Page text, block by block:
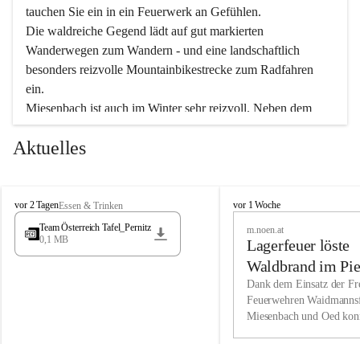
tauchen Sie ein in ein Feuerwerk an Gefühlen.
Die waldreiche Gegend lädt auf gut markierten
Wanderwegen zum Wandern - und eine landschaftlich
besonders reizvolle Mountainbikestrecke zum Radfahren
ein.
Miesenbach ist auch im Winter sehr reizvoll. Neben dem
Eisstockschießen gibt es auf dem nahe gelegenen Unterberg
wunderschöne Naturschneepisten, die zum Schifahren oder
vielfältige Angebot unserer Kulturvereine.
Überzeugen Sie sich selbst, dass Sie in Miesenbach sowie
in den Beherbergungsbetrieben, Gaststätten und urigen
Wir kennen Miesenbach als lebens- und liebenswerten Ort.
Tradition und Innovation werden ebenso groß geschrieben
Aktuelles
M
i
s
vor 2 TagenEssen & Trinken
Team Österreich Tafel_Pernitz
0,1 MB
M
h
vor 1 Woche
m.noen.at
Lagerfeuer löste
Waldbrand im
aus
Dank dem Einsatz der
Feuerwehren
Miesenbach und Oed